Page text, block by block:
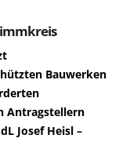
Bauwerken
Antragstellern
Josef Heisl –